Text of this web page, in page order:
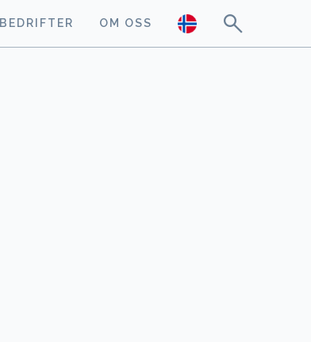
BEDRIFTER OM OSS